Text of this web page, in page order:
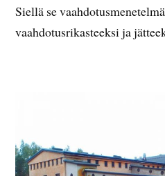
Siellä se
vaahdotusrikasteeksi ja